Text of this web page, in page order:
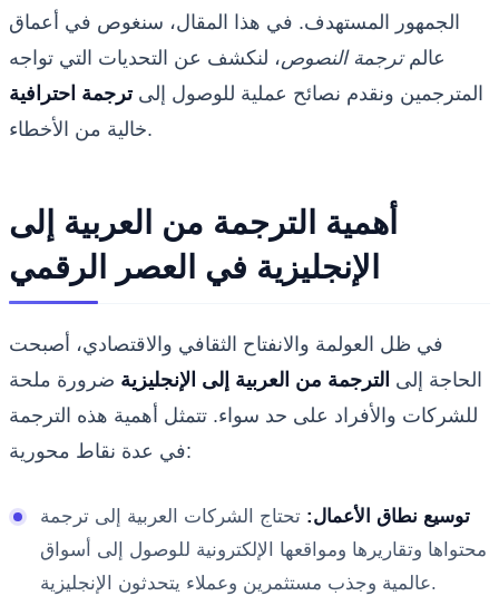
الجمهور المستهدف. في هذا المقال، سنغوص في أعماق
عالمترجمة النصوص، لنكشف عن التحديات التي تواجه
المترجمين ونقدم نصائح عملية للوصول إلىترجمة احترافية
خالية من الأخطاء.
أهمية الترجمة من العربية إلى
الإنجليزية في العصر الرقمي
في ظل العولمة والانفتاح الثقافي والاقتصادي، أصبحت
الحاجة إلى الترجمة من العربية إلى الإنجليزية ضرورة ملحة
للشركات والأفراد على حد سواء. تتمثل أهمية هذه الترجمة
في عدة نقاط محورية:
توسيع نطاق الأعمال: تحتاج الشركات العربية إلى ترجمة
محتواها وتقاريرها ومواقعها الإلكترونية للوصول إلى أسواق
عالمية وجذب مستثمرين وعملاء يتحدثون الإنجليزية.